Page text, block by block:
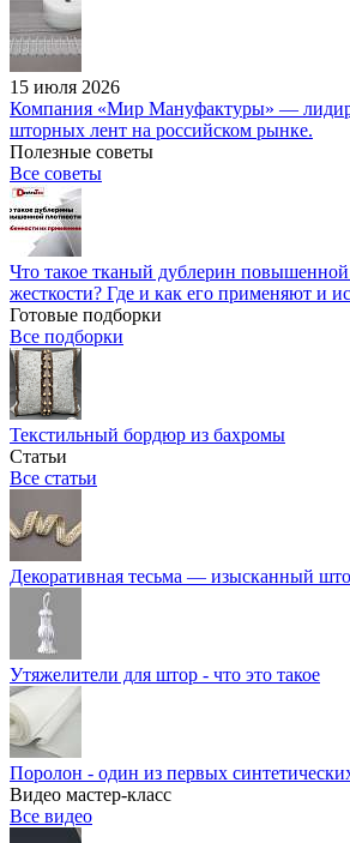
15 июля 2026
Компания «Мир Мануфактуры» —
шторных лент на российском рынке.
Полезные советы
Все советы
Что такое тканый дублерин
жесткости? Где и как его применяют и
Готовые подборки
Все подборки
Текстильный бордюр из бахромы
Статьи
Все статьи
Декоративная тесьма — изысканный
Утяжелители для штор - что это такое
Поролон - один из первых
Видео мастер-класс
Все видео